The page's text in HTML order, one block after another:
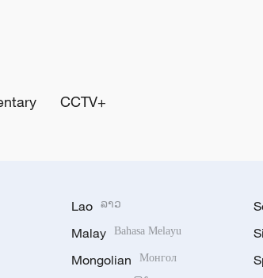
CCTV+
Lao ລາວ
Malay Bahasa Melayu
Mongolian Монгол